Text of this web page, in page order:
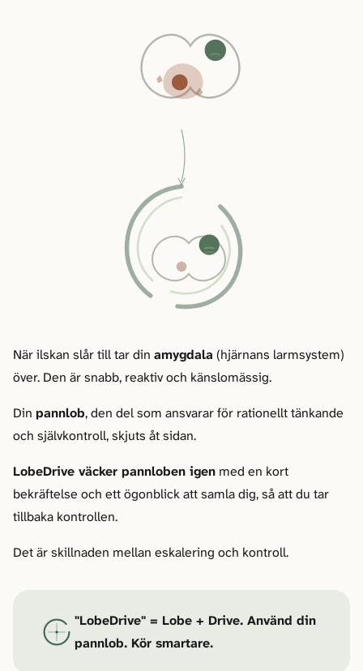
När ilskan slår till tar din amygdala (hjärnans larmsystem)
över. Den är snabb, reaktiv och känslomässig.
Din pannlob, den del som ansvarar för rationellt tänkande
och självkontroll, skjuts åt sidan.
LobeDrive väcker pannloben igen med en kort
bekräftelse och ett ögonblick att samla dig, så att du tar
tillbaka kontrollen.
Det är skillnaden mellan eskalering och kontroll.
"LobeDrive" = Lobe + Drive. Använd din
pannlob. Kör smartare.